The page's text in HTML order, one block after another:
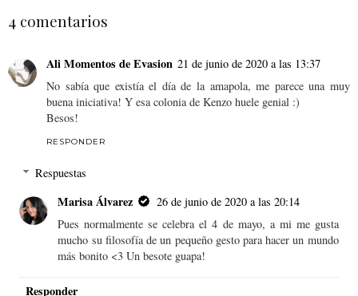
4 comentarios
Ali Momentos de Evasion 21 de junio de 2020 a las 13:37
No sabía que existía el día de la amapola, me parece una muy
buena iniciativa! Y esa colonia de Kenzo huele genial :)
Besos!
RESPONDER
Respuestas
Marisa Álvarez
26 de junio de 2020 a las 20:14
Pues normalmente se celebra el 4 de mayo, a mi me gusta
mucho su filosofía de un pequeño gesto para hacer un mundo
más bonito <3 Un besote guapa!
Responder